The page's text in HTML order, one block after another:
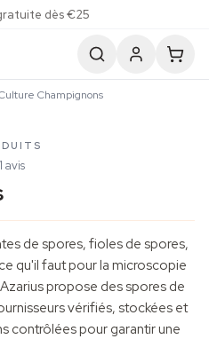
dès €25
Champignons
avis
de spores, fioles de spores,
qu'il faut pour la microscopie
Azarius propose des spores de
vérifiés, stockées et
contrôlées pour garantir une